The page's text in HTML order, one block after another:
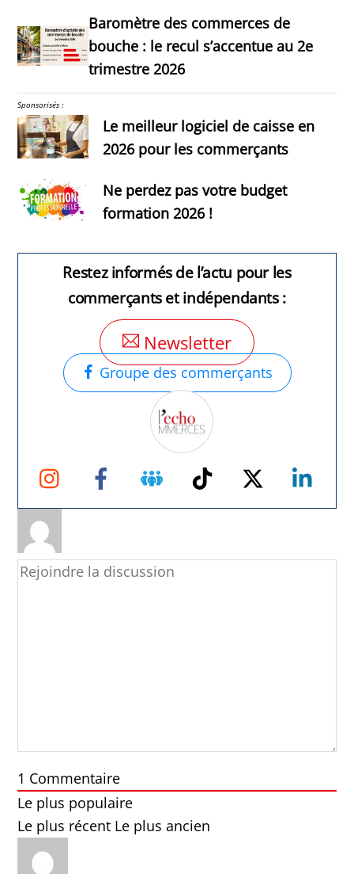
Baromètre des commerces de
bouche : le recul s’accentue au 2e
trimestre 2026
Sponsorisés :
Le meilleur logiciel de caisse en
2026 pour les commerçants
Ne perdez pas votre budget
formation 2026 !
Restez informés de l’actu pour les
commerçants et indépendants :
Newsletter
Groupe des commerçants
Instagram Facebook Groupe
Facebook
TikTok Twitter
1 Commentaire
Le plus populaire
Le plus récent Le plus ancien